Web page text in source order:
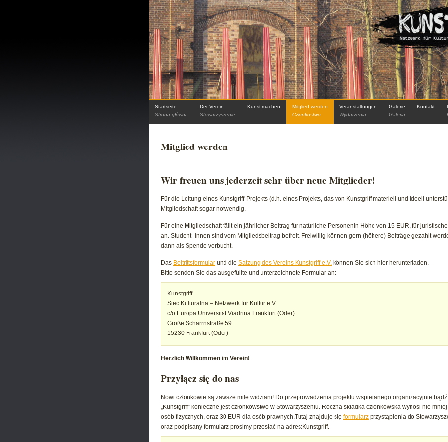
Startseite
Strona główna
Der Verein
Stowarzyszenie
Kunst machen
Mitglied werden
Członkostwo
Veranstaltungen
Wydarzenia
Galerie
Galeria
Kontakt
Mitglied werden
Wir freuen uns jederzeit sehr über neue Mitglieder!
Für die Leitung eines Kunstgriff-Projekts (d.h. eines Projekts, das von Kunstgriff materiell und ideell
Mitgliedschaft sogar notwendig.
Für eine Mitgliedschaft fällt ein jährlicher Beitrag für natürliche Personenin Höhe von 15 EUR, für
an. Student_innen sind vom Mitgliedsbeitrag befreit. Freiwillig können gern (höhere) Beiträge gezahlt
dann als Spende verbucht.
Das Beitrittsformular und die Satzung des Vereins Kunstgriff e.V. können Sie sich hier herunterladen.
Bitte senden Sie das ausgefüllte und unterzeichnete Formular an:
Kunstgriff.
Siec Kulturalna – Netzwerk für Kultur e.V.
c/o Europa Universität Viadrina Frankfurt (Oder)
Große Scharrnstraße 59
15230 Frankfurt (Oder)
Herzlich Willkommen im Verein!
Przyłącz się do nas
Nowi członkowie są zawsze mile widziani! Do przeprowadzenia projektu wspieranego organizacyjnie
„Kunstgriff” konieczne jest członkowstwo w Stowarzyszeniu. Roczna składka członkowska wynosi nie
osób fizycznych, oraz 30 EUR dla osób prawnych.Tutaj znajduje się formularz przystąpienia do
oraz podpisany formularz prosimy przesłać na adres:Kunstgriff.